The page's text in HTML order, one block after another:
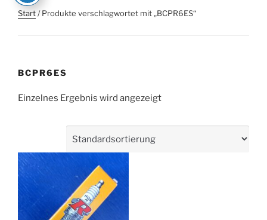
Start/ Produkte verschlagwortet mit „BCPR6ES“
BCPR6ES
Einzelnes Ergebnis wird angezeigt